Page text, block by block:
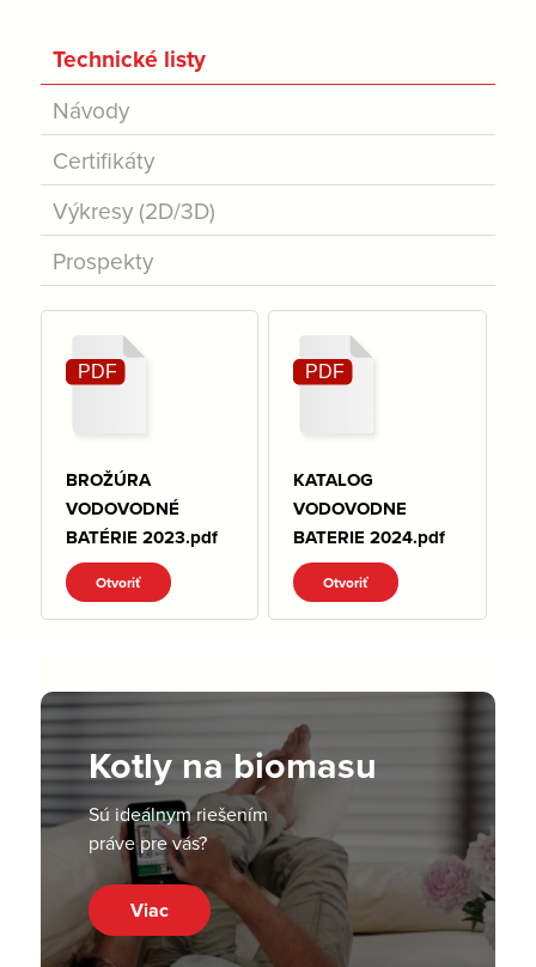
Technické listy
Návody
Certifikáty
Výkresy (2D/3D)
Prospekty
BROŽÚRA
VODOVODNÉ
BATÉRIE 2023.pdf
Otvoriť
KATALOG
VODOVODNE
BATERIE 2024.pdf
Otvoriť
Kotly na biomasu
Sú ideálnym riešením
práve pre vás?
Viac